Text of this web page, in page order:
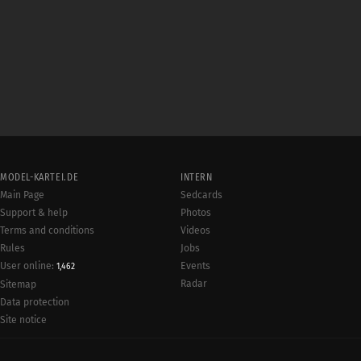
MODEL-KARTEI.DE
Main Page
Support & help
Terms and conditions
Rules
User online: 1,462
Sitemap
Data protection
Site notice
INTERN
Sedcards
Photos
Videos
Jobs
Events
Radar